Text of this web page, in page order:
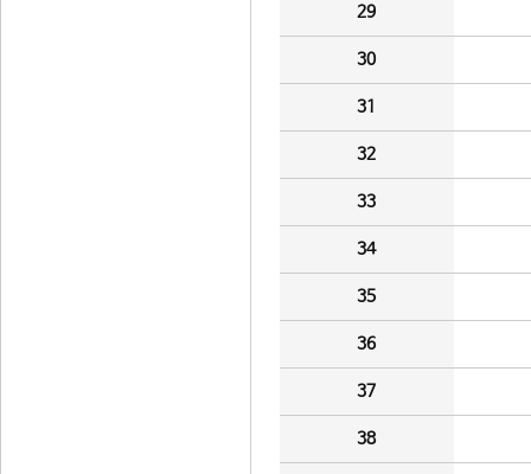
29
30
31
32
33
34
35
36
37
38